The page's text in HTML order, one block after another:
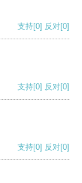
支持[0] 反对[0]
支持[0] 反对[0]
支持[0] 反对[0]